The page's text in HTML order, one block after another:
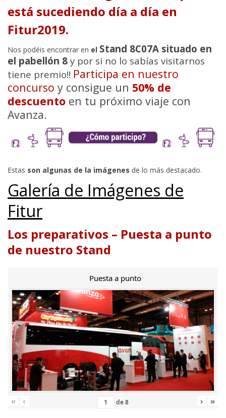
está sucediendo día a día en
Fitur2019.
Nos podéis encontrar en el Stand 8C07A situado en
el pabellón 8 y por si no lo sabías visitarnos
tiene premio!! Participa en nuestro
concurso y consigue un 50% de
descuento en tu próximo viaje con
Avanza.
Estas son algunas de la imágenes de lo más destacado.
Galería de Imágenes de
Fitur
Los preparativos – Puesta a punto
de nuestro Stand
Puesta a punto
« ‹ de8 › »